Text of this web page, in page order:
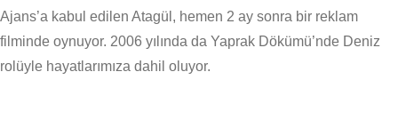
Ajans’a kabul edilen Atagül, hemen 2 ay sonra bir reklam
filminde oynuyor. 2006 yılında da Yaprak Dökümü’nde Deniz
rolüyle hayatlarımıza dahil oluyor.